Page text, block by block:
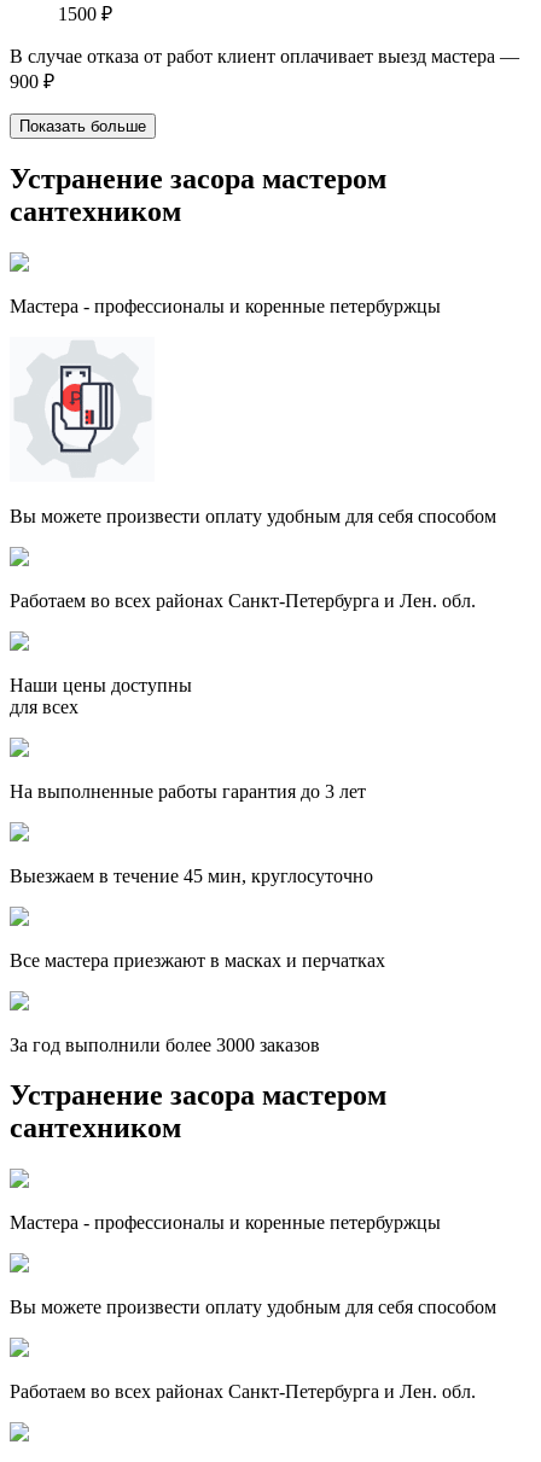
1500 ₽
В случае отказа от работ клиент оплачивает выезд мастера —
900 ₽
Показать больше
Устранение засора мастером
сантехником
Мастера - профессионалы и коренные петербуржцы
Вы можете произвести оплату удобным для себя способом
Работаем во всех районах Санкт-Петербурга и Лен. обл.
Наши цены доступны
для всех
На выполненные работы гарантия до 3 лет
Выезжаем в течение 45 мин, круглосуточно
Все мастера приезжают в масках и перчатках
За год выполнили более 3000 заказов
Устранение засора мастером
сантехником
Мастера - профессионалы и коренные петербуржцы
Вы можете произвести оплату удобным для себя способом
Работаем во всех районах Санкт-Петербурга и Лен. обл.